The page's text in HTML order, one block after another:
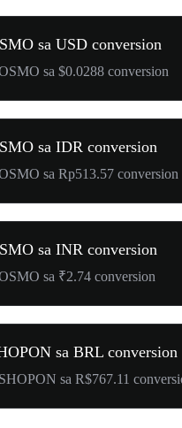
sa USD conversion
sa $0.0288 conversion
sa IDR conversion
sa Rp513.57 conversion
sa INR conversion
sa ₹2.74 conversion
sa BRL conversion
sa R$767.11